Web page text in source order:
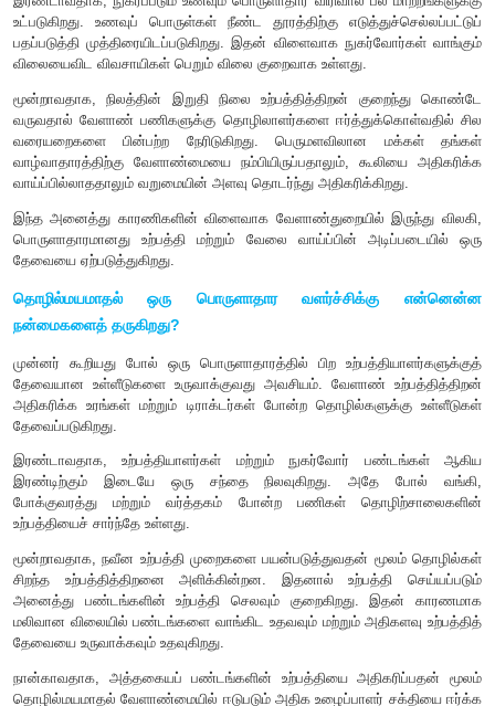
வேளாண்மையின் வளர்ச்சியுடன் அதன் பொருளாதார வருவாய்
வாய்ப்பு குறைகிறது என்பதனைப் புரிந்து கொள்ள
உணவுத் தேவையுடன் வருமானத் தேவையும் நிலையானதாக
நாட்டின் பொருளாதாரம் வளர்ந்து
, வருமானம் அதிகரிக்கும்
வேளாண்மை உற்பத்திப் பொருள்களுக்கு தங்கள்
பகுதியை மட்டும் செலவிடுகிறார்கள்.
இரண்டாவதாக,நுகரப்படும் உணவும் பொருளாதார விரிவால் பல
உட்படுகிறது. உணவுப் பொருள்கள் நீண்ட தூரத்திற்கு
பதப்படுத்தி முத்திரையிடப்படுகிறது. இதன் விளைவாக
விலையைவிட விவசாயிகள் பெறும் விலை குறைவாக உள்ளது.
மூன்றாவதாக,
நிலத்தின் இறுதி நிலை உற்பத்தித்திறன்
வருவதால் வேளாண் பணிகளுக்கு தொழிலாளர்களை
வரையறைகளை பின்பற்ற நேரிடுகிறது.
வாழ்வாதாரத்திற்கு வேளாண்மையை நம்பியிருப்பதாலும்,
வாய்ப்பில்லாததாலும் வறுமையின் அளவு தொடர்ந்து
இந்த அனைத்து காரணிகளின் விளைவாக வேளாண்துறையில்
பொருளாதாரமானது உற்பத்தி மற்றும் வேலை வாய்ப்பின்
தேவையை ஏற்படுத்துகிறது.
தொழில்மயமாதல் ஒரு பொருளாதார
நன்மைகளைத் தருகிறது?
முன்னர் கூறியது போல் ஒரு பொருளாதாரத்தில் பிற
தேவையான உள்ளீடுகளை உருவாக்குவது அவசியம். வேளாண்
அதிகரிக்க உரங்கள் மற்றும் டிராக்டர்கள் போன்ற